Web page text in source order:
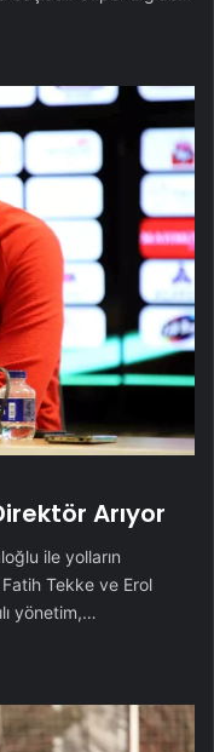
Arıyor
ile yolların
Fatih Tekke ve Erol
yönetim,…